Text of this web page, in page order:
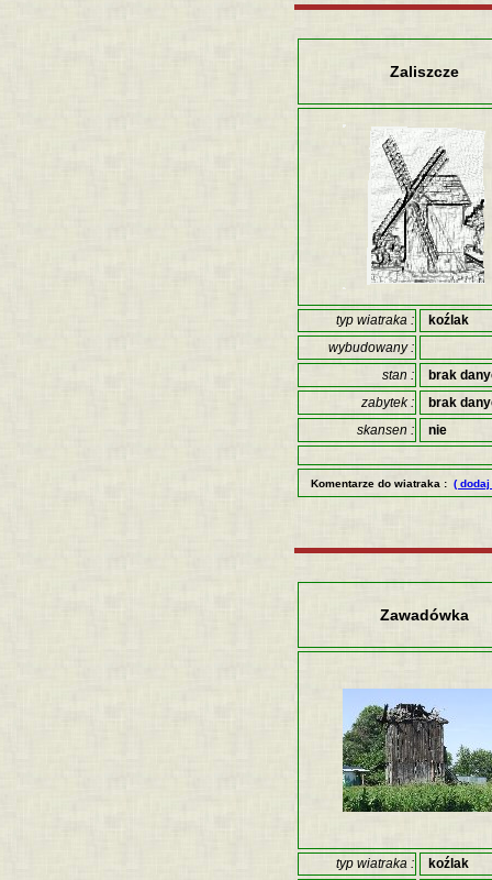
Zaliszcze
typ wiatraka :
koźlak
wybudowany :
stan :
brak
zabytek :
brak
skansen :
nie
Komentarze do wiatraka : (
Zawadówka
typ wiatraka :
koźlak